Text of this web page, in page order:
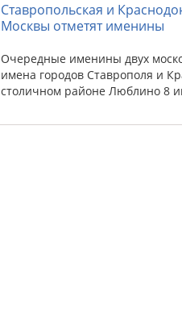
Ставропольская и
Москвы отметят именины
Очередные именины двух
имена городов Ставрополя и
столичном районе Люблино 8